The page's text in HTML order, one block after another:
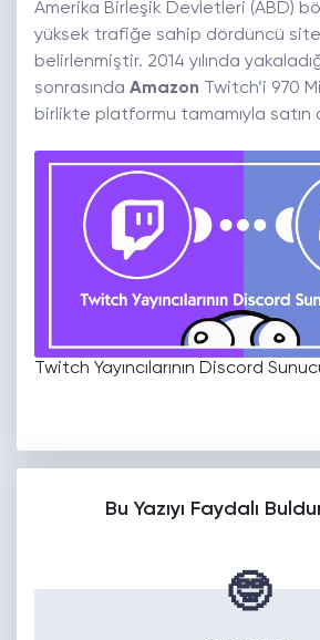
Amerika Birleşik Devletleri (ABD)
yüksek trafiğe sahip dördüncü
belirlenmiştir. 2014 yılında
sonrasında Amazon Twitch’i 970
birlikte platformu tamamıyla satın
Twitch Yayıncılarının Discord
Bu Yazıyı Faydalı
🤓